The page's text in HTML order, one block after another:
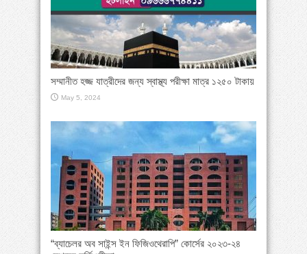
সম্মানীত হজ্জ যাত্রীদের জন্য স্বাস্থ্য পরীক্ষা মাত্র ১২৫০ টাকায়
May 5, 2024
“ব্যাচেলর অব সাইন্স ইন ফিজিওথেরাপি” কোর্সের ২০২৩-২৪